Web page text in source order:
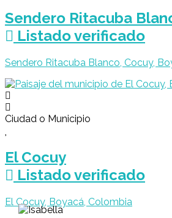
Sendero Ritacuba
Listado verificado
Sendero Ritacuba Blanco, Cocuy,
Ciudad o Municipio
El Cocuy
Listado verificado
El Cocuy, Boyacá, Colombia